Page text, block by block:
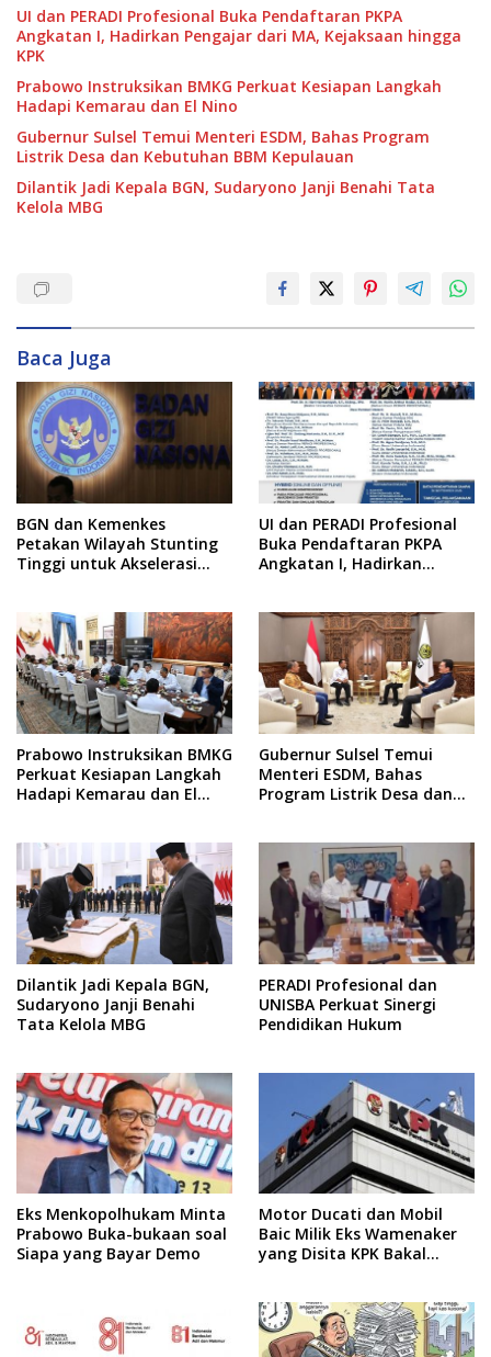
UI dan PERADI Profesional Buka Pendaftaran PKPA
Angkatan I, Hadirkan Pengajar dari MA, Kejaksaan hingga
KPK
Prabowo Instruksikan BMKG Perkuat Kesiapan Langkah
Hadapi Kemarau dan El Nino
Gubernur Sulsel Temui Menteri ESDM, Bahas Program
Listrik Desa dan Kebutuhan BBM Kepulauan
Dilantik Jadi Kepala BGN, Sudaryono Janji Benahi Tata
Kelola MBG
Baca Juga
BGN dan Kemenkes
Petakan Wilayah Stunting
Tinggi untuk Akselerasi
UI dan PERADI Profesional
Buka Pendaftaran PKPA
Angkatan I, Hadirkan
Prabowo Instruksikan BMKG
Perkuat Kesiapan Langkah
Hadapi Kemarau dan El
Gubernur Sulsel Temui
Menteri ESDM, Bahas
Program Listrik Desa dan
Dilantik Jadi Kepala BGN,
Sudaryono Janji Benahi
Tata Kelola MBG
PERADI Profesional dan
UNISBA Perkuat Sinergi
Pendidikan Hukum
Eks Menkopolhukam Minta
Prabowo Buka-bukaan soal
Siapa yang Bayar Demo
Motor Ducati dan Mobil
Baic Milik Eks Wamenaker
yang Disita KPK Bakal